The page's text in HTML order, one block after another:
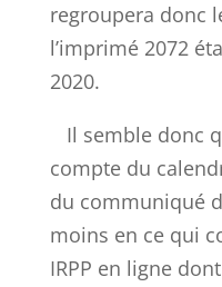
regroupera donc
l’imprimé 2072
2020.
Il semble donc
compte du
du communiqué
moins en ce qui
IRPP en ligne